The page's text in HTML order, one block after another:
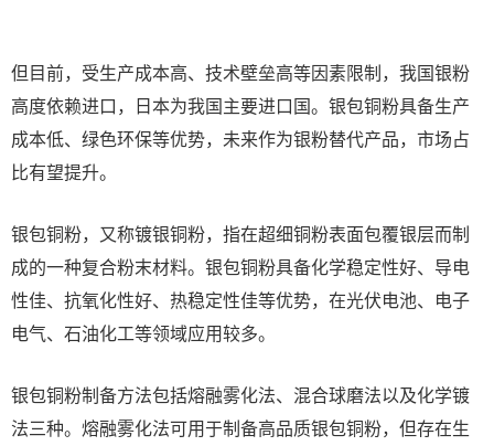
但目前，受生产成本高、技术壁垒高等因素限制，我国银粉
高度依赖进口，日本为我国主要进口国。银包铜粉具备生产
成本低、绿色环保等优势，未来作为银粉替代产品，市场占
比有望提升。
银包铜粉，又称镀银铜粉‌‌，指在超细铜粉表面包覆银层而制
成的一种复合粉末材料。银包铜粉具备化学稳定性好、导电
性佳、抗氧化性好、热稳定性佳等优势，在光伏电池、电子
电气、石油化工等领域应用较多。
银包铜粉制备方法包括熔融雾化法、混合球磨法以及化学镀
法三种。熔融雾化法可用于制备高品质银包铜粉，但存在生